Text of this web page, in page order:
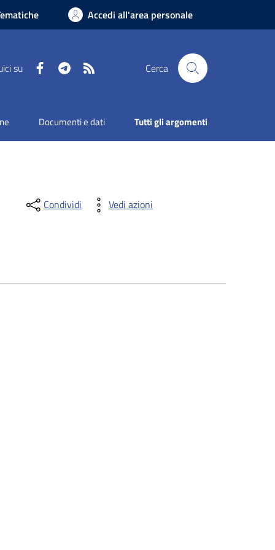
Accedi all'area personale
su FacebookTelegram Cerca
Documenti e dati Tutti gli argomenti
Condividi Vedi azioni